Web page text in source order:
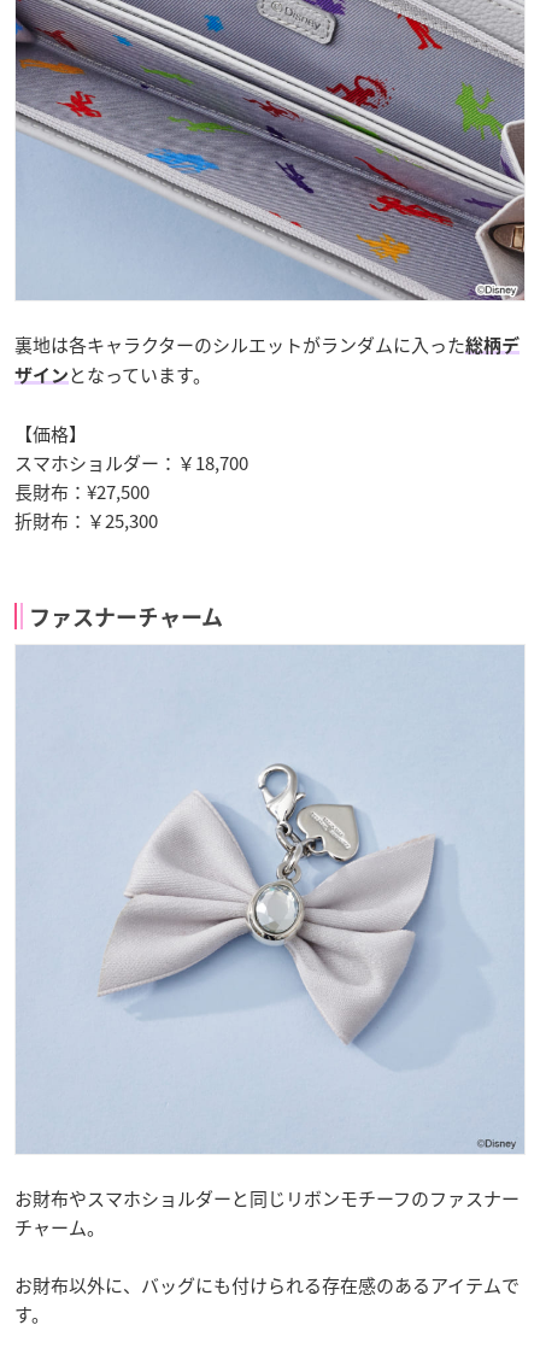
裏地は各キャラクターのシルエットがランダムに入った総柄デ
ザイン となっています。
【価格】
スマホショルダー：￥18,700
長財布：¥27,500
折財布：￥25,300
ファスナーチャーム
お財布やスマホショルダーと同じリボンモチーフのファスナー
チャーム。
お財布以外に、バッグにも付けられる存在感のあるアイテムで
す。